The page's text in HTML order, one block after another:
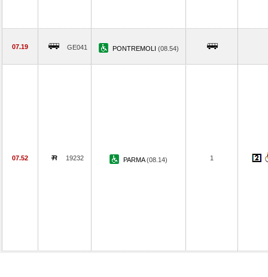
07.19 GE041 PONTREMOLI (08.54)
07.52 19232 PARMA(08.14) 1